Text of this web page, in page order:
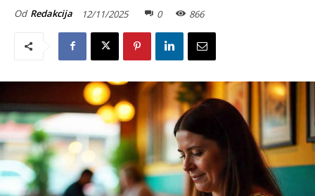
Od Redakcija 12/11/2025 0 866